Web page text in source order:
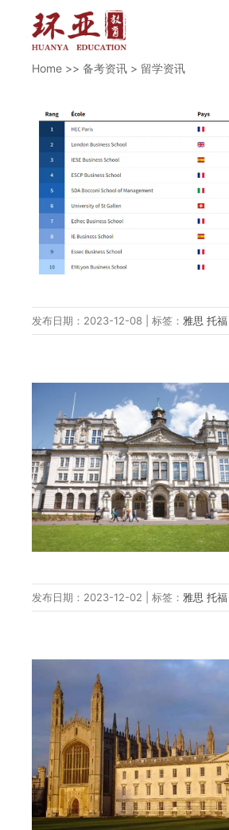
Home >> 备考资讯 > 留学资讯
发布日期：2023-12-08 | 标签： 雅思托福
发布日期：2023-12-02 | 标签： 雅思托福